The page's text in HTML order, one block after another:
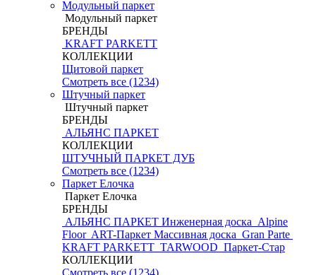
Модульный паркет
Модульный паркет
БРЕНДЫ
KRAFT PARKETT
КОЛЛЕКЦИИ
Щитовой паркет
Смотреть все (1234)
Штучный паркет
Штучный паркет
БРЕНДЫ
АЛЬЯНС ПАРКЕТ
КОЛЛЕКЦИИ
ШТУЧНЫЙ ПАРКЕТ ДУБ
Смотреть все (1234)
Паркет Елочка
Паркет Елочка
БРЕНДЫ
АЛЬЯНС ПАРКЕТ Инженерная доска Alpine
Floor ART-Паркет Массивная доска Gran Parte
KRAFT PARKETT TARWOOD Паркет-Стар
КОЛЛЕКЦИИ
Смотреть все (1234)